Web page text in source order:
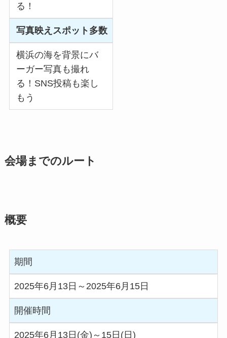
る！
写真映えスポット多数
横浜の海を背景にバ
ーガー写真も撮れ
る！SNS投稿も楽し
もう
会場までのルート
概要
期間
2025年6月13日～2025年6月15日
開催時間
2025年6月13日(金)～15日(日)